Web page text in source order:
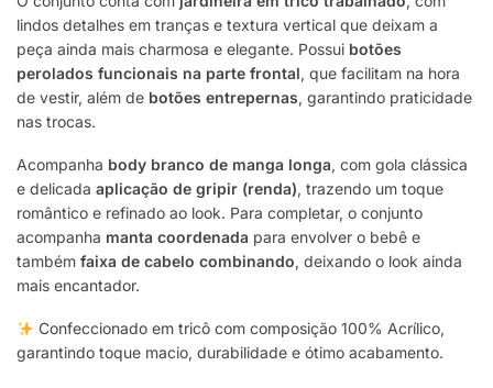
lindos detalhes em tranças e textura vertical que deixam a
peça ainda mais charmosa e elegante. Possui botões
perolados funcionais na parte frontal, que facilitam na hora
de vestir, além de botões entrepernas, garantindo praticidade
nas trocas.
Acompanha body branco de manga longa, com gola clássica
e delicada aplicação de gripir (renda), trazendo um toque
romântico e refinado ao look. Para completar, o conjunto
acompanha manta coordenada para envolver o bebê e
também faixa de cabelo combinando, deixando o look ainda
mais encantador.
Confeccionado em tricô com composição 100% Acrílico,
garantindo toque macio, durabilidade e ótimo acabamento.